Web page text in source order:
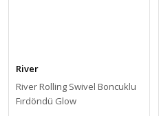
River
River Rolling Swivel Boncuklu
Fırdöndü Glow